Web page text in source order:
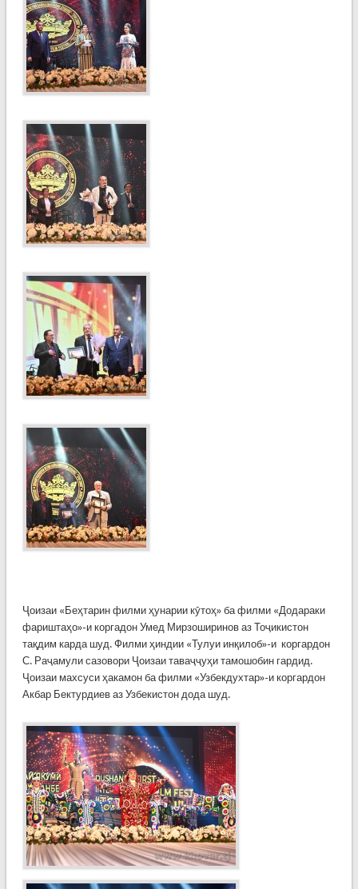
Ҷоизаи «Беҳтарин филми ҳунарии кӯтоҳ» ба филми «Додараки
фариштаҳо»-и коргадон Умед Мирзоширинов аз Тоҷикистон
тақдим карда шуд. Филми ҳиндии «Тулуи инқилоб»-и коргардон
С. Раҷамули сазовори Ҷоизаи таваҷҷуҳи тамошобин гардид.
Ҷоизаи махсуси ҳакамон ба филми «Узбекдухтар»-и коргардон
Акбар Бектурдиев аз Узбекистон дода шуд.